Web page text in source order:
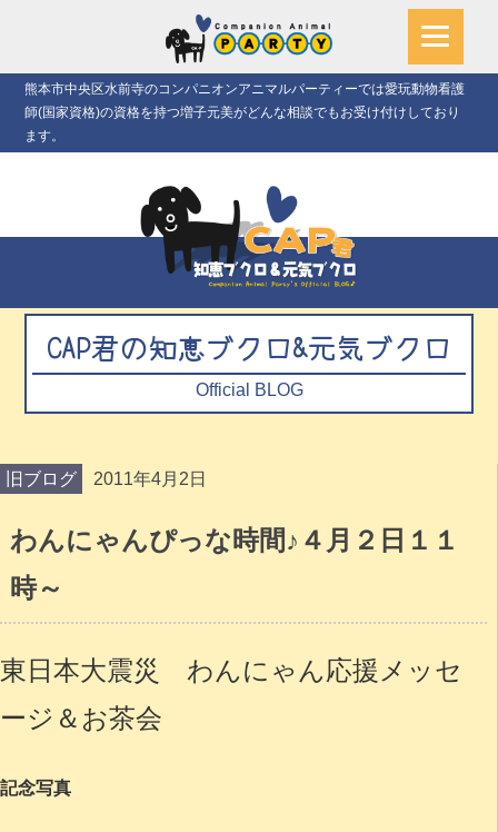
熊本市中央区水前寺のコンパニオンアニマルパーティーでは愛玩動物看護
師(国家資格)の資格を持つ増子元美がどんな相談でもお受け付けしており
ます。
CAP君の知恵ブクロ&元気ブクロ
Official BLOG
旧ブログ 2011年4月2日
わんにゃんぴっな時間♪４月２日１１
時～
東日本大震災 わんにゃん応援メッセ
ージ＆お茶会
記念写真